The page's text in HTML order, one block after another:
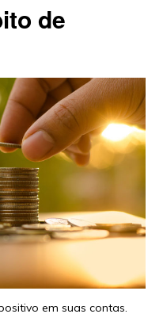
de
em suas contas.